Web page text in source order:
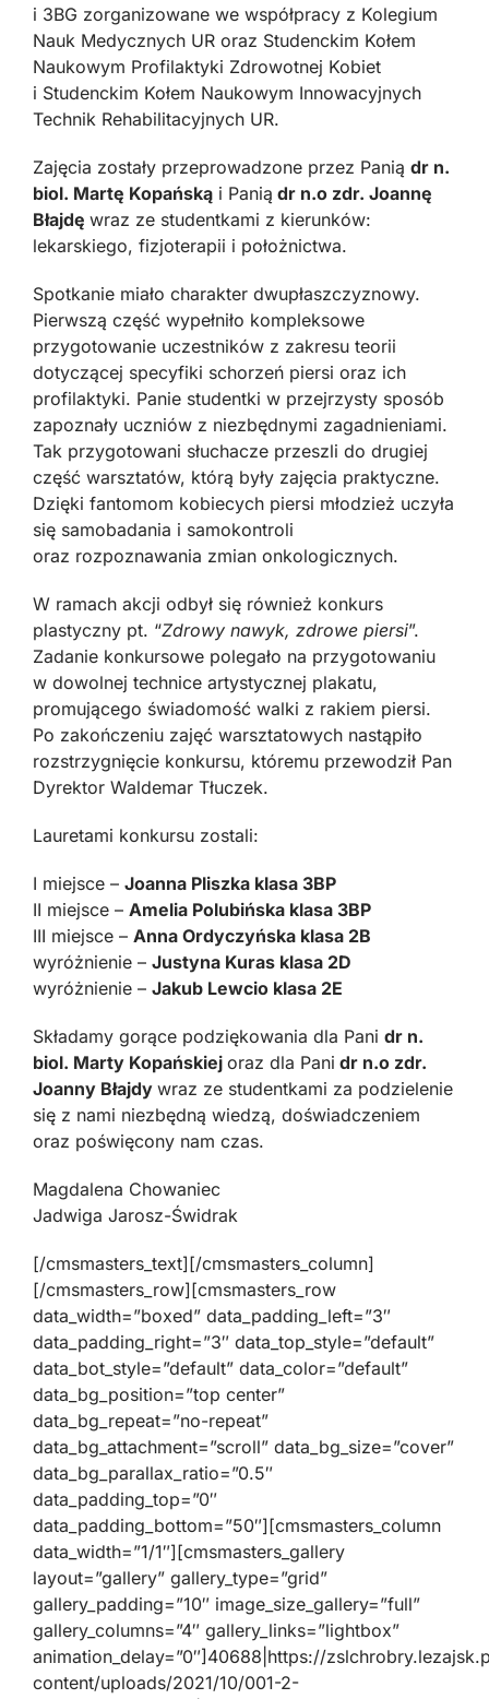
i 3BG zorganizowane we współpracy z Kolegium
Nauk Medycznych UR oraz Studenckim Kołem
Naukowym Profilaktyki Zdrowotnej Kobiet
i Studenckim Kołem Naukowym Innowacyjnych
Technik Rehabilitacyjnych UR.
Zajęcia zostały przeprowadzone przez Panią dr n.
biol. Martę Kopańską i Panią dr n.o zdr. Joannę
Błajdę wraz ze studentkami z kierunków:
lekarskiego, fizjoterapii i położnictwa.
Spotkanie miało charakter dwupłaszczyznowy.
Pierwszą część wypełniło kompleksowe
przygotowanie uczestników z zakresu teorii
dotyczącej specyfiki schorzeń piersi oraz ich
profilaktyki. Panie studentki w przejrzysty sposób
zapoznały uczniów z niezbędnymi zagadnieniami.
Tak przygotowani słuchacze przeszli do drugiej
część warsztatów, którą były zajęcia praktyczne.
Dzięki fantomom kobiecych piersi młodzież uczyła
się samobadania i samokontroli
oraz rozpoznawania zmian onkologicznych.
W ramach akcji odbył się również konkurs
plastyczny pt. “Zdrowy nawyk, zdrowe piersi”.
Zadanie konkursowe polegało na przygotowaniu
w dowolnej technice artystycznej plakatu,
promującego świadomość walki z rakiem piersi.
Po zakończeniu zajęć warsztatowych nastąpiło
rozstrzygnięcie konkursu, któremu przewodził Pan
Dyrektor Waldemar Tłuczek.
Lauretami konkursu zostali:
I miejsce – Joanna Pliszka klasa 3BP
II miejsce – Amelia Polubińska klasa 3BP
III miejsce – Anna Ordyczyńska klasa 2B
wyróżnienie – Justyna Kuras klasa 2D
wyróżnienie – Jakub Lewcio klasa 2E
Składamy gorące podziękowania dla Pani dr n.
biol. Marty Kopańskiej oraz dla Pani dr n.o zdr.
Joanny Błajdy wraz ze studentkami za podzielenie
się z nami niezbędną wiedzą, doświadczeniem
oraz poświęcony nam czas.
Magdalena Chowaniec
Jadwiga Jarosz-Świdrak
[/cmsmasters_text][/cmsmasters_column]
[/cmsmasters_row][cmsmasters_row
data_width=”boxed” data_padding_left=”3″
data_padding_right=”3″ data_top_style=”default”
data_bot_style=”default” data_color=”default”
data_bg_position=”top center”
data_bg_repeat=”no-repeat”
data_bg_attachment=”scroll” data_bg_size=”cover”
data_bg_parallax_ratio=”0.5″
data_padding_top=”0″
data_padding_bottom=”50″][cmsmasters_column
data_width=”1/1″][cmsmasters_gallery
layout=”gallery” gallery_type=”grid”
gallery_padding=”10″ image_size_gallery=”full”
gallery_columns=”4″ gallery_links=”lightbox”
animation_delay=”0″]40688|https://
content/uploads/2021/10/001-2-